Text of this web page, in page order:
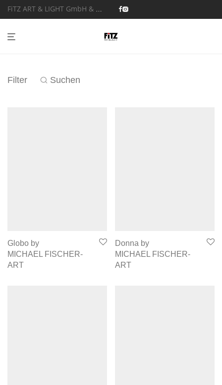
FiTZ ART & LIGHT GmbH & Co. KG
Filter Suchen
Globo by
MICHAEL FISCHER-
ART
Donna by
MICHAEL FISCHER-
ART